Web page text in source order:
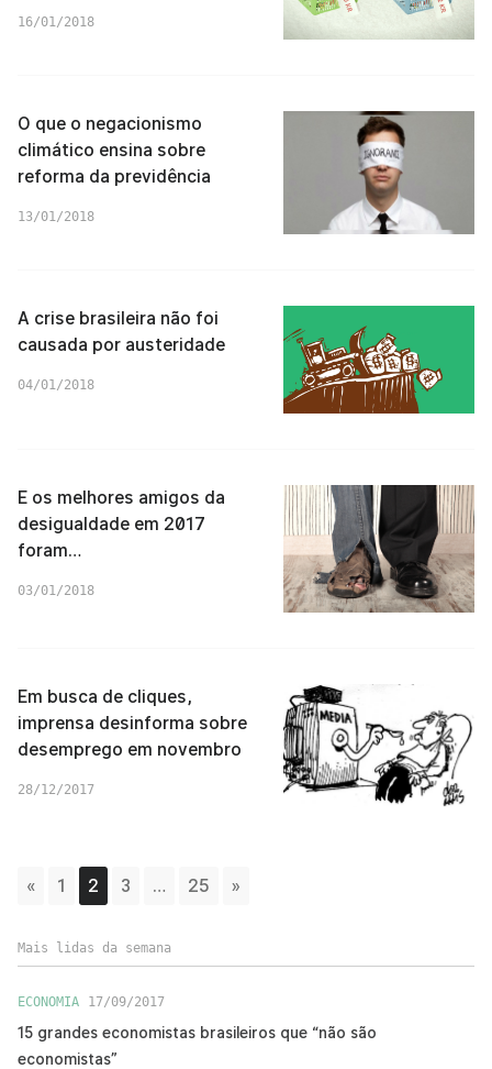
16/01/2018
O que o negacionismo
climático ensina sobre
reforma da previdência
13/01/2018
A crise brasileira não foi
causada por austeridade
04/01/2018
E os melhores amigos da
desigualdade em 2017
foram…
03/01/2018
Em busca de cliques,
imprensa desinforma sobre
desemprego em novembro
28/12/2017
« 1 2 3 … 25 »
Mais lidas da semana
ECONOMIA 17/09/2017
15 grandes economistas brasileiros que “não são
economistas”